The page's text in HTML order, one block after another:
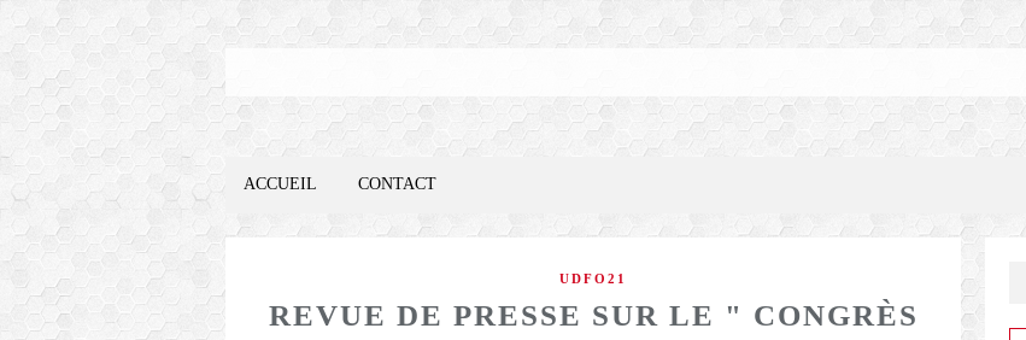
ACCUEIL CONTACT
UDFO21
REVUE DE PRESSE SUR LE " CONGRÈS